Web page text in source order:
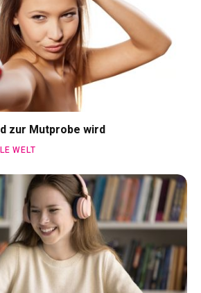
zur Mutprobe wird
WELT